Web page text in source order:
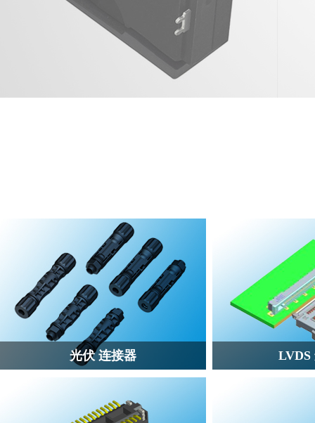
LVDS
光伏 连接器